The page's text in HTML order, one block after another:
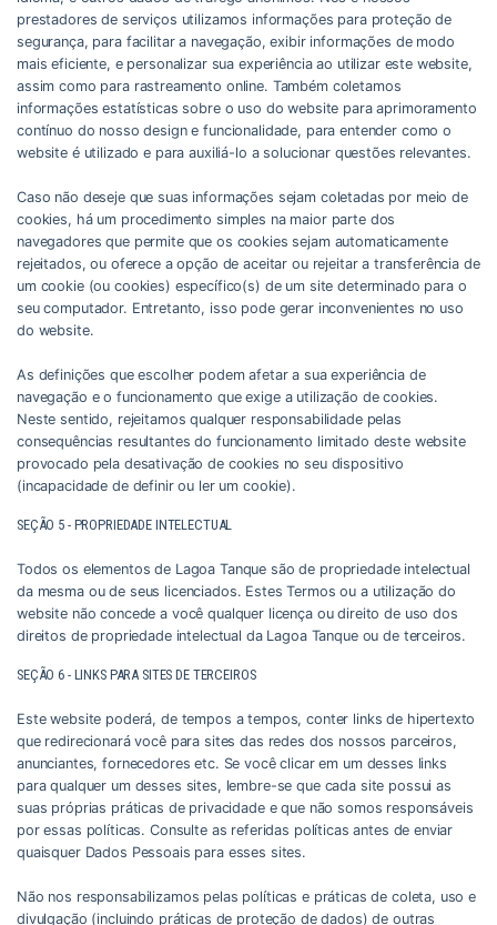
prestadores de serviços utilizamos informações para proteção de
segurança, para facilitar a navegação, exibir informações de modo
mais eficiente, e personalizar sua experiência ao utilizar este website,
assim como para rastreamento online. Também coletamos
informações estatísticas sobre o uso do website para aprimoramento
contínuo do nosso design e funcionalidade, para entender como o
website é utilizado e para auxiliá-lo a solucionar questões relevantes.
Caso não deseje que suas informações sejam coletadas por meio de
cookies, há um procedimento simples na maior parte dos
navegadores que permite que os cookies sejam automaticamente
rejeitados, ou oferece a opção de aceitar ou rejeitar a transferência de
um cookie (ou cookies) específico(s) de um site determinado para o
seu computador. Entretanto, isso pode gerar inconvenientes no uso
do website.
As definições que escolher podem afetar a sua experiência de
navegação e o funcionamento que exige a utilização de cookies.
Neste sentido, rejeitamos qualquer responsabilidade pelas
consequências resultantes do funcionamento limitado deste website
provocado pela desativação de cookies no seu dispositivo
(incapacidade de definir ou ler um cookie).
SEÇÃO 5 - PROPRIEDADE INTELECTUAL
Todos os elementos de Lagoa Tanque são de propriedade intelectual
da mesma ou de seus licenciados. Estes Termos ou a utilização do
website não concede a você qualquer licença ou direito de uso dos
direitos de propriedade intelectual da Lagoa Tanque ou de terceiros.
SEÇÃO 6 - LINKS PARA SITES DE TERCEIROS
Este website poderá, de tempos a tempos, conter links de hipertexto
que redirecionará você para sites das redes dos nossos parceiros,
anunciantes, fornecedores etc. Se você clicar em um desses links
para qualquer um desses sites, lembre-se que cada site possui as
suas próprias práticas de privacidade e que não somos responsáveis
por essas políticas. Consulte as referidas políticas antes de enviar
quaisquer Dados Pessoais para esses sites.
Não nos responsabilizamos pelas políticas e práticas de coleta, uso e
divulgação (incluindo práticas de proteção de dados) de outras